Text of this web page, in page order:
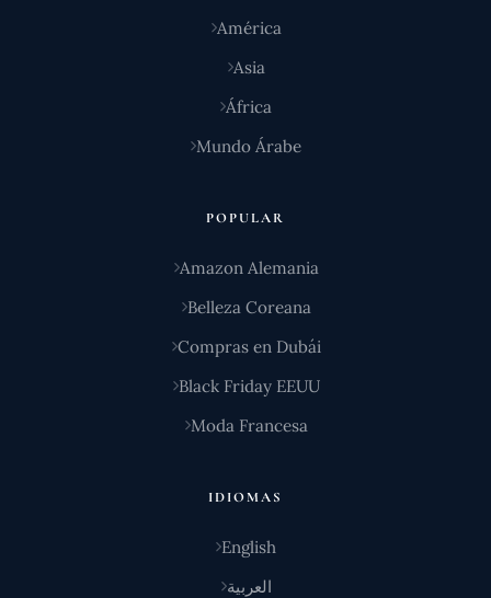
América
Asia
África
Mundo Árabe
POPULAR
Amazon Alemania
Belleza Coreana
Compras en Dubái
Black Friday EEUU
Moda Francesa
IDIOMAS
English
العربية